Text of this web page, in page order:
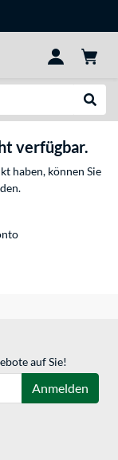
verfügbar.
haben, können Sie
auf Sie!
Anmelden